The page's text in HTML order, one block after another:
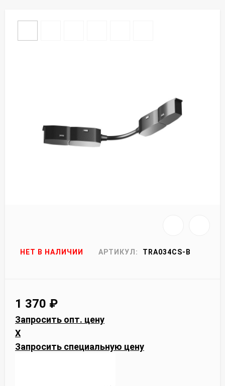
НЕТ В НАЛИЧИИ АРТИКУЛ: TRA034CS-B
1 370 ₽
Запросить опт. цену
X
Запросить специальную цену